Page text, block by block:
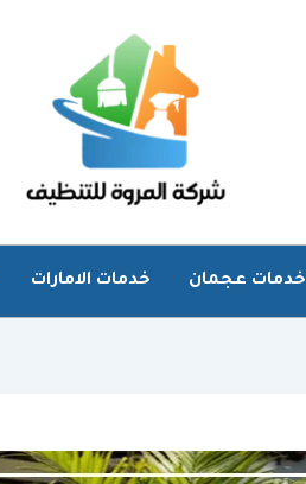
خدمات عجمان خدمات الامارات